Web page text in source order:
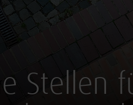
Stellen